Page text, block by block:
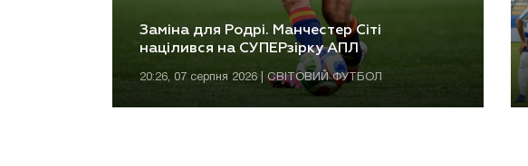
Заміна для Родрі. Манчестер Сіті
націлився на СУПЕРзірку АПЛ
20:26, 07 серпня 2026 | СВІТОВИЙ ФУТБОЛ